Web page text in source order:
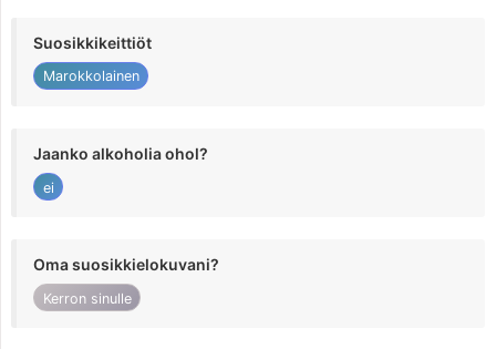
Suosikkikeittiöt
Marokkolainen
Jaanko alkoholia ohol?
ei
Oma suosikkielokuvani?
Kerron sinulle